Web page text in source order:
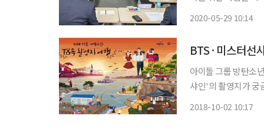
2020-05-29 10:14
BTS·미스터선
아이돌 그룹 방탄소
샤인'의 촬영지가 궁금한 이
2018-10-02 10:17